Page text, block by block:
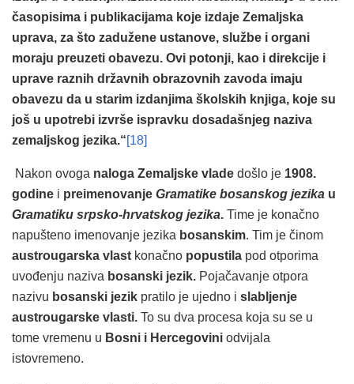
časopisima i publikacijama koje izdaje Zemaljska
uprava, za što zadužene ustanove, službe i organi
moraju preuzeti obavezu. Ovi potonji, kao i direkcije i
uprave raznih državnih obrazovnih zavoda imaju
obavezu da u starim izdanjima školskih knjiga, koje su
još u upotrebi izvrše ispravku dosadašnjeg naziva
zemaljskog jezika.“[18]
Nakon ovoga naloga Zemaljske vlade došlo je 1908.
godine i preimenovanje Gramatike bosanskog jezika u
Gramatiku srpsko-hrvatskog jezika. Time je konačno
napušteno imenovanje jezika bosanskim. Tim je činom
austrougarska vlast konačno popustila pod otporima
uvođenju naziva bosanski jezik. Pojačavanje otpora
nazivu bosanski jezik pratilo je ujedno i slabljenje
austrougarske vlasti. To su dva procesa koja su se u
tome vremenu u Bosni i Hercegovini odvijala
istovremeno.